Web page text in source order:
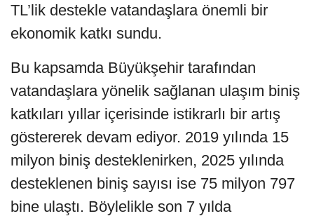
TL’lik destekle vatandaşlara önemli bir
ekonomik katkı sundu.
Bu kapsamda Büyükşehir tarafından
vatandaşlara yönelik sağlanan ulaşım biniş
katkıları yıllar içerisinde istikrarlı bir artış
göstererek devam ediyor. 2019 yılında 15
milyon biniş desteklenirken, 2025 yılında
desteklenen biniş sayısı ise 75 milyon 797
bine ulaştı. Böylelikle son 7 yılda